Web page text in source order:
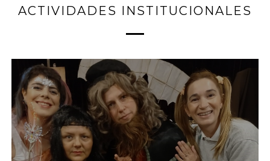
ACTIVIDADES INSTITUCIONALES